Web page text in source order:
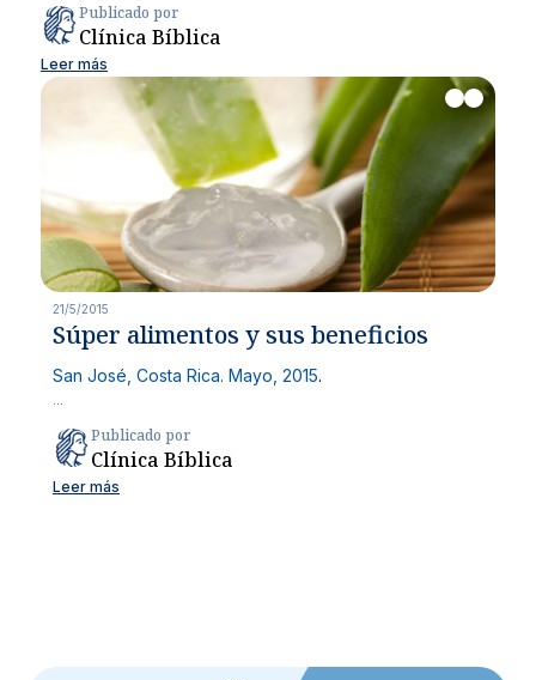
Publicado por
Clínica Bíblica
Leer más
21/5/2015
Súper alimentos y sus beneficios
San José, Costa Rica. Mayo, 2015.
Publicado por
Clínica Bíblica
Leer más